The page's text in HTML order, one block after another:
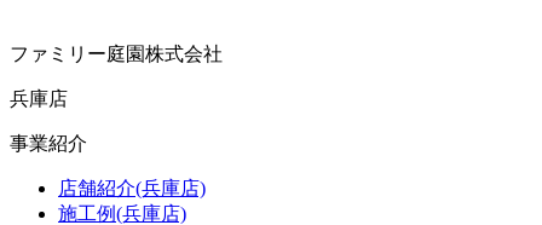
ファミリー庭園株式会社
兵庫店
事業紹介
店舗紹介(兵庫店)
施工例(兵庫店)